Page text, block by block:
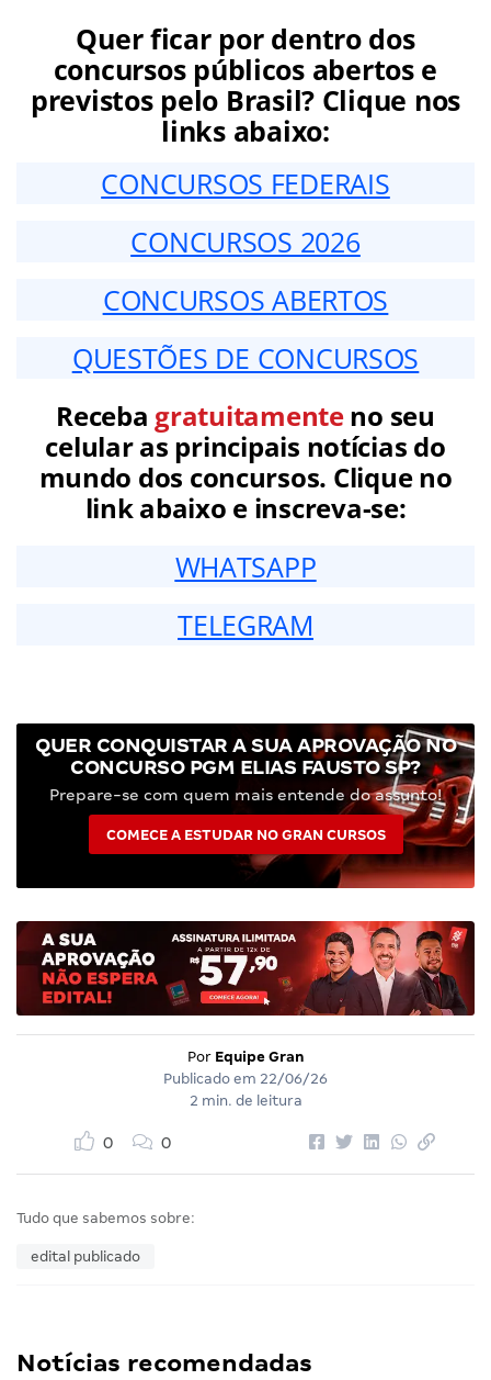
Quer ficar por dentro dos
concursos públicos abertos e
previstos pelo Brasil? Clique nos
links abaixo:
CONCURSOS FEDERAIS
CONCURSOS 2026
CONCURSOS ABERTOS
QUESTÕES DE CONCURSOS
Receba gratuitamenteno seu
celular as principais notícias do
mundo dos concursos. Clique no
link abaixo e inscreva-se:
WHATSAPP
TELEGRAM
QUER CONQUISTAR A SUA APROVAÇÃO NO
CONCURSO PGM ELIAS FAUSTO SP?
Prepare-se com quem mais entende do assunto!
COMECE A ESTUDAR NO GRAN CURSOS
Por Equipe Gran
Publicado em 22/06/26
2 min. de leitura
0 0
Tudo que sabemos sobre:
edital publicado
Notícias recomendadas